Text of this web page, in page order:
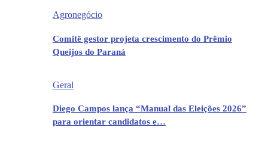
Agronegócio
Comitê gestor projeta crescimento do Prêmio
Queijos do Paraná
Geral
Diego Campos lança “Manual das Eleições 2026”
para orientar candidatos e…